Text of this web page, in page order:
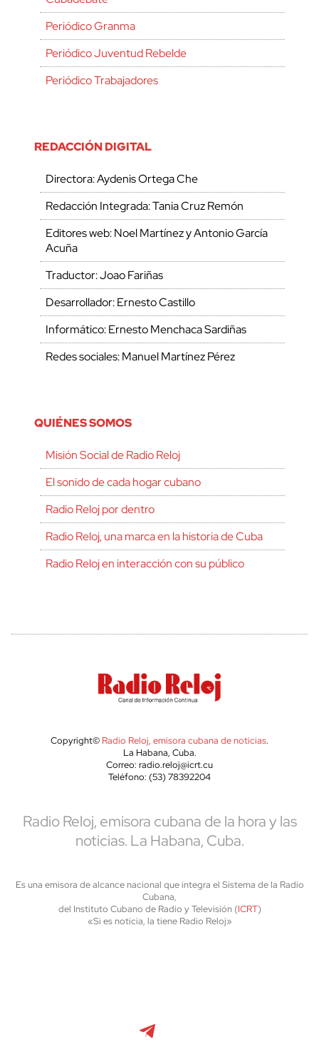
Periódico Granma
Periódico Juventud Rebelde
Periódico Trabajadores
REDACCIÓN DIGITAL
Directora: Aydenis Ortega Che
Redacción Integrada: Tania Cruz Remón
Editores web: Noel Martínez y Antonio García
Acuña
Traductor: Joao Fariñas
Desarrollador: Ernesto Castillo
Informático: Ernesto Menchaca Sardiñas
Redes sociales: Manuel Martínez Pérez
QUIÉNES SOMOS
Misión Social de Radio Reloj
El sonido de cada hogar cubano
Radio Reloj por dentro
Radio Reloj, una marca en la historia de Cuba
Radio Reloj en interacción con su público
Copyright© Radio Reloj, emisora cubana de noticias.
La Habana, Cuba.
Correo: radio.reloj@icrt.cu
Teléfono: (53) 78392204
Radio Reloj, emisora cubana de la hora y las
noticias. La Habana, Cuba.
Es una emisora de alcance nacional que integra el Sistema de la Radio
Cubana,
del Instituto Cubano de Radio y Televisión (ICRT)
«Si es noticia, la tiene Radio Reloj»